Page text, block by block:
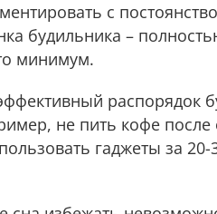
с
будильника –
минимум.
распорядок
не пить кофе после
гаджеты за 20-